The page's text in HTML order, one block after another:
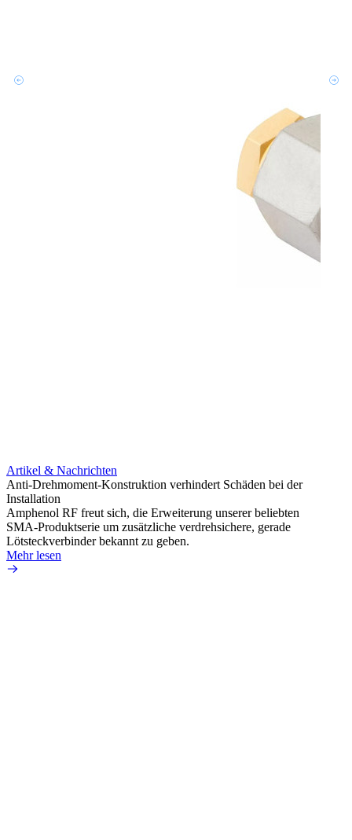
Artikel & Nachrichten
Anti-Drehmoment-Konstruktion verhindert Schäden bei der
Installation
Amphenol RF freut sich, die Erweiterung unserer beliebten
SMA-Produktserie um zusätzliche verdrehsichere, gerade
Lötsteckverbinder bekannt zu geben.
Mehr lesen